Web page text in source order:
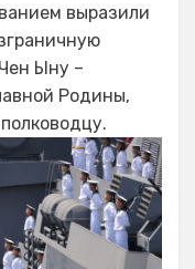
выразили
Ыну –
Родины,